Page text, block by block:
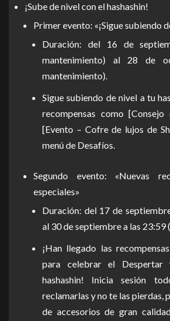
¡Sube de nivel con el hashashin!
Primer evento: «¡Sigue subiendo
Duración: del 16 de
mantenimiento) al 28 de
mantenimiento).
Sigue subiendo de nivel a tu
recompensas como
[Evento – Cofre de lujos de
menú de Desafíos.
Segundo evento: «Nuevas
especiales»
Duración: del 17 de
al 30 de septiembre a las 23:59
¡Han llegado las
para celebrar el
hashashin! Inicia sesión
reclamarlas y no te las pierdas,
de accesorios de gran